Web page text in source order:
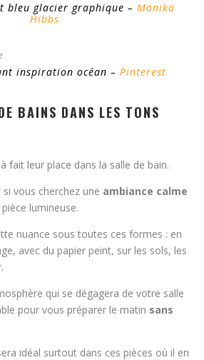
bleu glacier graphique – Monika
Hibbs
inspiration océan – Pinterest
BAINS DANS LES TONS
fait leur place dans la salle de bain.
si vous cherchez une ambiance calme
lumineuse.
nuance sous toutes ces formes : en
avec du papier peint, sur les sols, les
qui se dégagera de votre salle
pour vous préparer le matin sans
idéal surtout dans ces pièces où il en